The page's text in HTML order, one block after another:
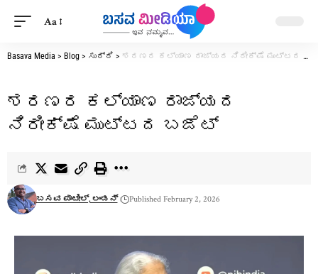
Aa
Basava Media > Blog > ಸುದ್ದಿ > ಶರಣರ ಕಲ್ಯಾಣ ರಾಜ್ಯದ ನಿರೀಕ್ಷೆ ಮುಟ್ಟದ ಬಜೆಟ್
ಶರಣರ ಕಲ್ಯಾಣ ರಾಜ್ಯದ
ನಿರೀಕ್ಷೆ ಮುಟ್ಟದ ಬಜೆಟ್
ಬಸವ ಪಾಟೀಲ್, ಲಂಡನ್ Published February 2, 2026